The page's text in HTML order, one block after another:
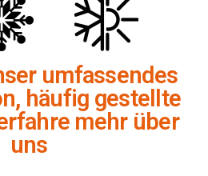
umfassendes
häufig gestellte
mehr über
uns